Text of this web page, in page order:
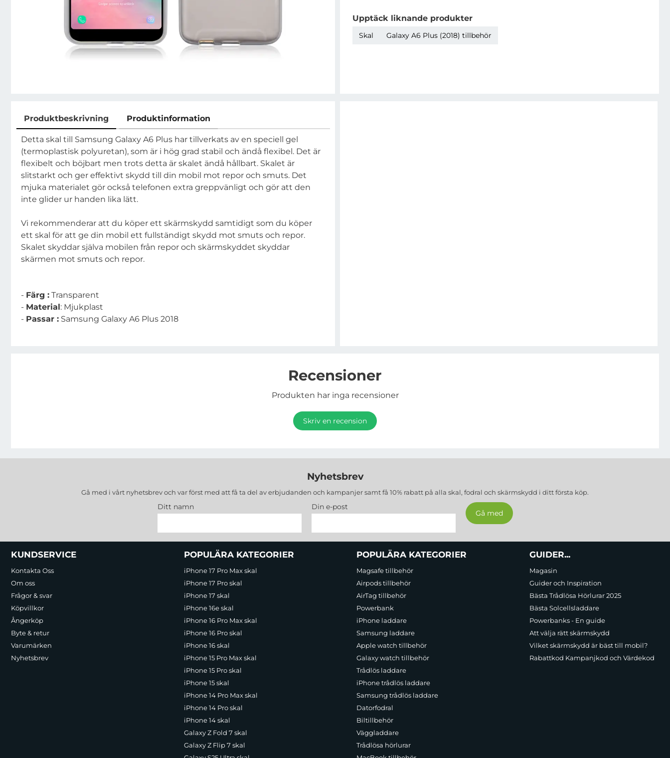
Upptäck liknande produkter
Skal Galaxy A6 Plus (2018) tillbehör
Produktbeskrivning Produktinformation
Produktbeskrivning
Detta skal till Samsung Galaxy A6 Plus har tillverkats av en speciell gel
(termoplastisk polyuretan), som är i hög grad stabil och ändå flexibel. Det är
flexibelt och böjbart men trots detta är skalet ändå hållbart. Skalet är
slitstarkt och ger effektivt skydd till din mobil mot repor och smuts. Det
mjuka materialet gör också telefonen extra greppvänligt och gör att den
inte glider ur handen lika lätt.
Vi rekommenderar att du köper ett skärmskydd samtidigt som du köper
ett skal för att ge din mobil ett fullständigt skydd mot smuts och repor.
Skalet skyddar själva mobilen från repor och skärmskyddet skyddar
skärmen mot smuts och repor.
- Färg : Transparent
- Material: Mjukplast
- Passar : Samsung Galaxy A6 Plus 2018
Recensioner
Produkten har inga recensioner
Skriv en recension
Nyhetsbrev
Gå med i vårt nyhetsbrev och var först med att få ta del av erbjudanden och kampanjer samt få 10% rabatt på alla skal, fodral och skärmskydd i ditt första köp.
Ditt namn Din e-post
Sidfot Blandad info och länkar
KUNDSERVICE
Kontakta Oss
Om oss
Frågor & svar
Köpvillkor
Ångerköp
Byte & retur
Varumärken
Nyhetsbrev
POPULÄRA KATEGORIER
iPhone 17 Pro Max skal
iPhone 17 Pro skal
iPhone 17 skal
iPhone 16e skal
iPhone 16 Pro Max skal
iPhone 16 Pro skal
iPhone 16 skal
iPhone 15 Pro Max skal
iPhone 15 Pro skal
iPhone 15 skal
iPhone 14 Pro Max skal
iPhone 14 Pro skal
iPhone 14 skal
Galaxy Z Fold 7 skal
Galaxy Z Flip 7 skal
POPULÄRA KATEGORIER
Magsafe tillbehör
Airpods tillbehör
AirTag tillbehör
Powerbank
iPhone laddare
Samsung laddare
Apple watch tillbehör
Galaxy watch tillbehör
Trådlös laddare
iPhone trådlös laddare
Samsung trådlös laddare
Datorfodral
Biltillbehör
Väggladdare
Trådlösa hörlurar
GUIDER...
Magasin
Guider och Inspiration
Bästa Trådlösa Hörlurar 2025
Bästa Solcellsladdare
Powerbanks - En guide
Att välja rätt skärmskydd
Vilket skärmskydd är bäst till mobil?
Rabattkod Kampanjkod och Värdekod